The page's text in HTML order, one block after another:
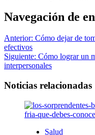
Navegación de
Anterior: Cómo dejar de
efectivos
Siguiente: Cómo lograr un
interpersonales
Noticias relacionadas
Salud